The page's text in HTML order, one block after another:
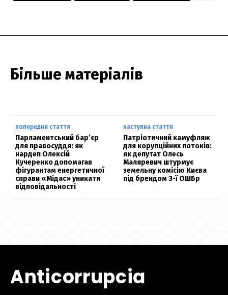
Більше матеріалів
попередня стаття
Парламентський бар’єр
для правосуддя: як
нардеп Олексій
Кучеренко допомагав
фігурантам енергетичної
справи «Мідас» уникати
відповідальності
наступна стаття
Патріотичний камуфляж
для корупційних потоків:
як депутат Олесь
Маляревич штурмує
земельну комісію Києва
під брендом 3-ї ОШБр
Anticorrupcia